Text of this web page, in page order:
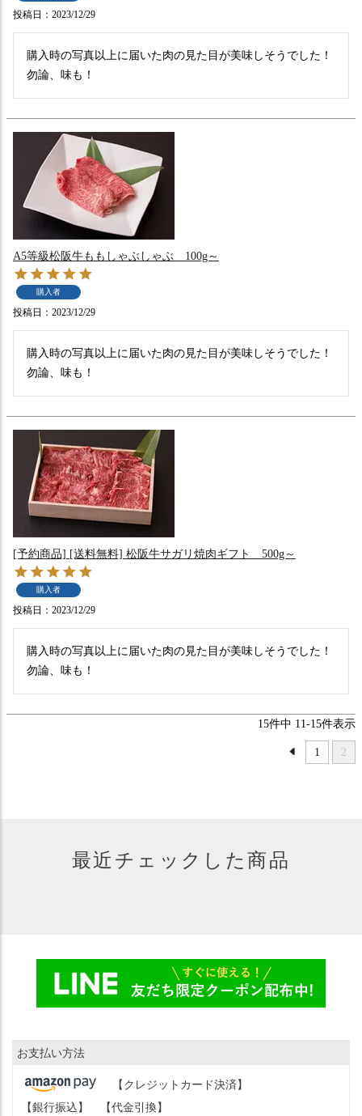
投稿日 2023/12/29
購入時の写真以上に届いた肉の見た目が美味しそうでした！
勿論、味も！
A5等級松阪牛ももしゃぶしゃぶ 100g～
購入者
投稿日 2023/12/29
購入時の写真以上に届いた肉の見た目が美味しそうでした！
勿論、味も！
[予約商品] [送料無料] 松阪牛サガリ焼肉ギフト 500g～
購入者
投稿日 2023/12/29
購入時の写真以上に届いた肉の見た目が美味しそうでした！
勿論、味も！
15件中 11-15件表示
1 2
最近チェックした商品
お支払い方法
【クレジットカード決済】
【銀行振込】
【代金引換】